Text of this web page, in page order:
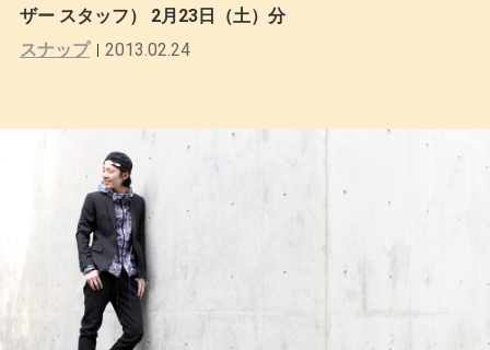
ザー スタッフ） 2月23日（土）分
スナップ
2013.02.24